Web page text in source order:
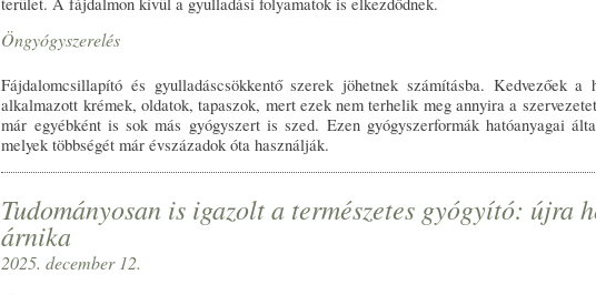
Öngyógyszerelés
Fájdalomcsillapító és gyulladáscsökkentő szerek jöhetnek számításba. Kedvezőek a
alkalmazott krémek, oldatok, tapaszok, mert ezek nem terhelik meg annyira a
már egyébként is sok más gyógyszert is szed. Ezen gyógyszerformák hatóanyagai
melyek többségét már évszázadok óta használják.
Tudományosan is igazolt a természetes gyógyító: újra
árnika
2025. december 12.